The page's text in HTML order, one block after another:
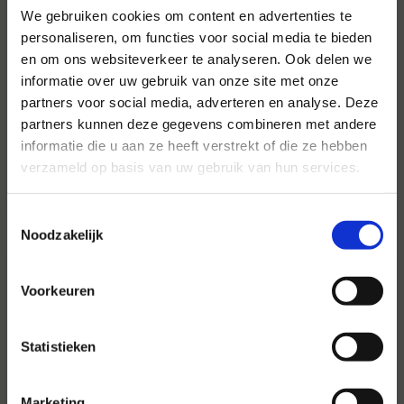
We gebruiken cookies om content en advertenties te
personaliseren, om functies voor social media te bieden
en om ons websiteverkeer te analyseren. Ook delen we
informatie over uw gebruik van onze site met onze
partners voor social media, adverteren en analyse. Deze
partners kunnen deze gegevens combineren met andere
informatie die u aan ze heeft verstrekt of die ze hebben
verzameld op basis van uw gebruik van hun services.
Noodzakelijk
Voorkeuren
Statistieken
Voor al uw evenementen en
partijen
Hansen Evenementen is uw partner voor
evenementen van groot tot klein.